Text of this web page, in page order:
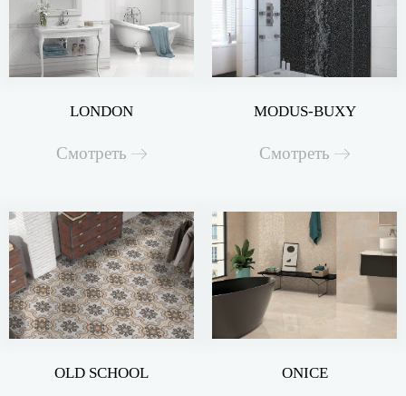
LONDON
Смотреть
MODUS-BUXY
Смотреть
OLD SCHOOL ONICE